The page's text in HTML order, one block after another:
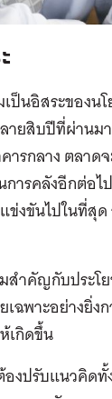
นอิสระของน
ยสิบปีที่ผ่าน
รกลาง ตลาด
ารคลังอีกต่อ
งขันไปในที่สุ
าคัญกับประโ
ฉพาะอย่างยิ่
เกิดขึ้น
งปรับแนวคิดทั้